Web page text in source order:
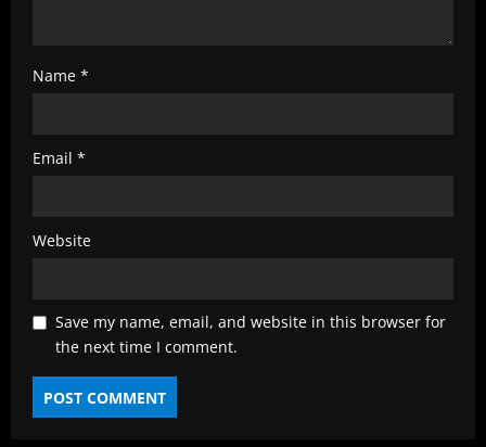
Name *
Email *
Website
Save my name, email, and website in this browser for
the next time I comment.